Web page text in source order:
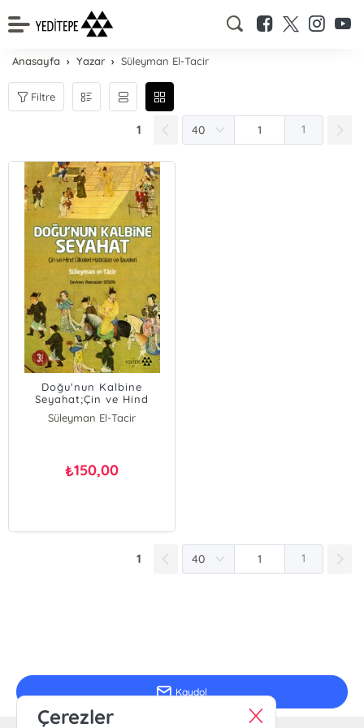
Anasayfa Yazar Süleyman El-Tacir
Filtre
1 1
Doğu'nun Kalbine
Seyahat;Çin ve Hind
Ülkeleri Hatıraları ve
İlaveleri
Süleyman El-Tacir
₺150,00
1 1
Kaydol
Çerezler